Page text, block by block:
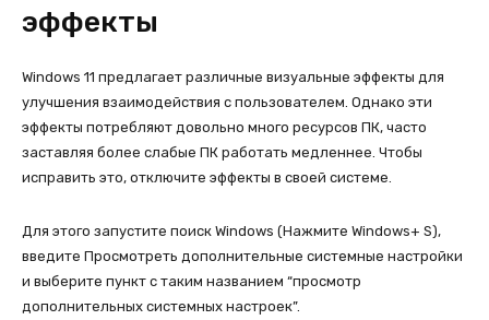
эффекты
Windows 11 предлагает различные визуальные эффекты для
улучшения взаимодействия с пользователем. Однако эти
эффекты потребляют довольно много ресурсов ПК, часто
заставляя более слабые ПК работать медленнее. Чтобы
исправить это, отключите эффекты в своей системе.
Для этого запустите поиск Windows (Нажмите Windows+ S),
введите Просмотреть дополнительные системные настройки
и выберите пункт с таким названием “просмотр
дополнительных системных настроек”.